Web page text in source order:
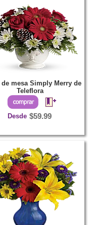
de mesa Simply Merry de
Teleflora
Desde $59.99